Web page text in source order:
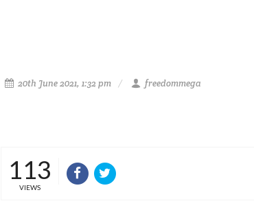
20th June 2021, 1:32 pm freedommega
113
VIEWS